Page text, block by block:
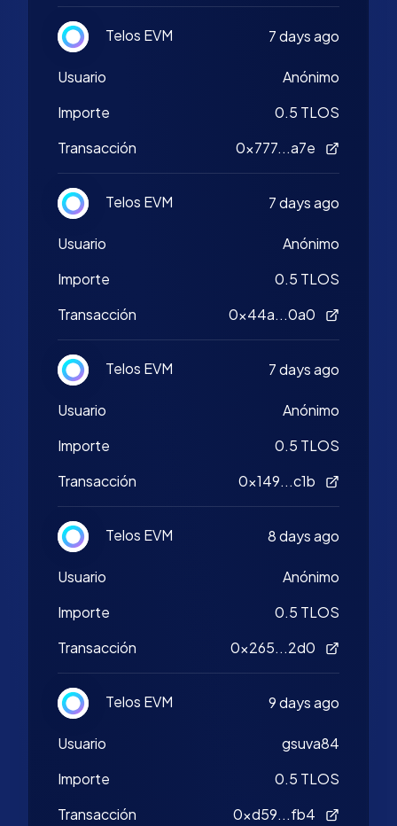
Telos EVM 7 days ago
Usuario
Anónimo
Importe
0.5 TLOS
Transacción
0x777...a7e
Telos EVM 7 days ago
Usuario
Anónimo
Importe
0.5 TLOS
Transacción
0x44a...0a0
Telos EVM 7 days ago
Usuario
Anónimo
Importe
0.5 TLOS
Transacción
0x149...c1b
Telos EVM 8 days ago
Usuario
Anónimo
Importe
0.5 TLOS
Transacción
0x265...2d0
Telos EVM 9 days ago
Usuario
gsuva84
Importe
0.5 TLOS
Transacción
0xd59...fb4